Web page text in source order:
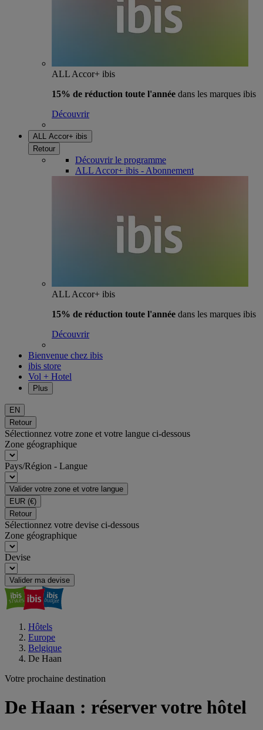
ALL Accor+ ibis
15% de réduction toute l'année dans les marques ibis
Découvrir
ALL Accor+ ibis
Retour
Découvrir le programme
ALL Accor+ ibis - Abonnement
ALL Accor+ ibis
15% de réduction toute l'année dans les marques ibis
Découvrir
Bienvenue chez ibis
ibis store
Vol + Hotel
Plus
EN
Retour
Sélectionnez votre zone et votre langue ci-dessous
Zone géographique
Pays/Région - Langue
Valider votre zone et votre langue
EUR (€)
Retour
Sélectionnez votre devise ci-dessous
Zone géographique
Devise
Valider ma devise
Hôtels
Europe
Belgique
De Haan
Votre prochaine destination
De Haan : réserver votre hôtel